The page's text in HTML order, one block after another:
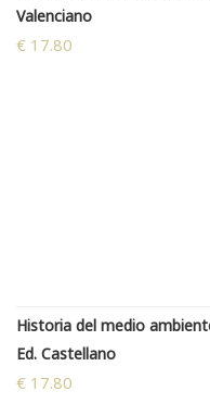
Valenciano
€ 17.80
Historia del medio
Ed. Castellano
€ 17.80